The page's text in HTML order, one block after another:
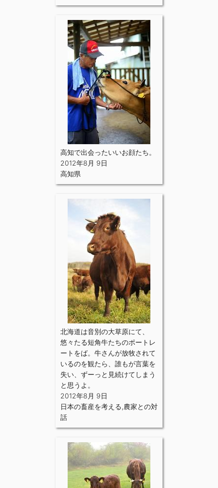
高知で出会ったいいお顔たち。
2012年8月 9日
高知県
北海道は音別の大草原にて、
悠々たる短角牛たちのポートレ
ートをば。牛さんが放牧されて
いるのを観たら、誰もが言葉を
失い、ずーっと見続けてしまう
と思うよ。
2012年8月 9日
日本の畜産を考える,農家との対
話